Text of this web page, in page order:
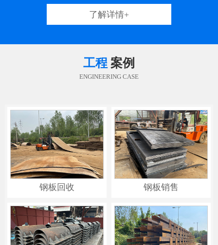
技有限责任公司加工钢板一类产品，货源充足，长
期各类加工钢板库存达到5000吨，设备齐全，经验
良的生产平台，培养了一支专业的生产队伍，并在
了解详情+
工程 案例
ENGINEERING CASE
钢板回收 钢板销售